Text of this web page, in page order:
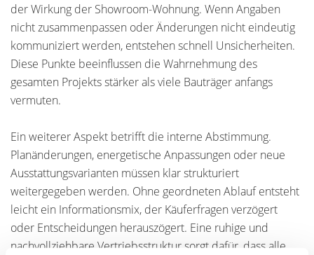
der Wirkung der Showroom-Wohnung. Wenn Angaben
nicht zusammenpassen oder Änderungen nicht eindeutig
kommuniziert werden, entstehen schnell Unsicherheiten.
Diese Punkte beeinflussen die Wahrnehmung des
gesamten Projekts stärker als viele Bauträger anfangs
vermuten.
Ein weiterer Aspekt betrifft die interne Abstimmung.
Planänderungen, energetische Anpassungen oder neue
Ausstattungsvarianten müssen klar strukturiert
weitergegeben werden. Ohne geordneten Ablauf entsteht
leicht ein Informationsmix, der Käuferfragen verzögert
oder Entscheidungen herauszögert. Eine ruhige und
nachvollziehbare Vertriebsstruktur sorgt dafür, dass alle